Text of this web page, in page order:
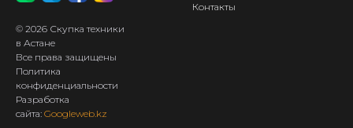
© 2026 Скупка техники
в Астане
Все права защищены
Политика
конфиденциальности
Разработка
сайта: Googleweb.kz
Контакты